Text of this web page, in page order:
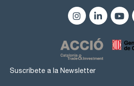
Suscríbete a la Newsletter